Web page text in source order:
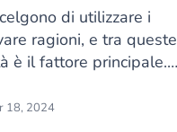
di utilizzare i
ragioni, e tra queste
è il fattore principale.
tipologie di bot e per
18, 2024